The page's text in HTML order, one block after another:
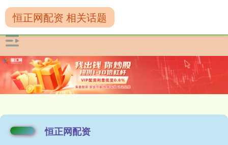
恒正网配资
恒正网配资 相关话题